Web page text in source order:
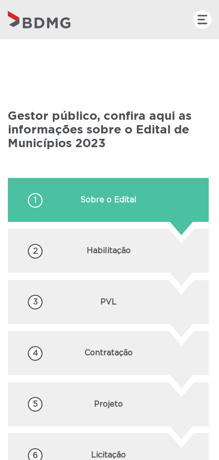
Gestor público, confira aqui as
informações sobre o Edital de
Municípios 2023
1 Sobre o Edital
2 Habilitação
3 PVL
4 Contratação
5 Projeto
6 Licitação